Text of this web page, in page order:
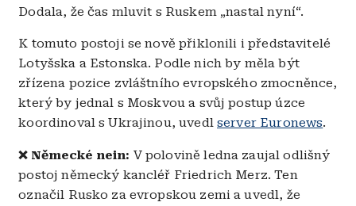
Dodala, že čas mluvit s Ruskem „nastal nyní“.
K tomuto postoji se nově přiklonili i představitelé
Lotyšska a Estonska. Podle nich by měla být
zřízena pozice zvláštního evropského zmocněnce,
který by jednal s Moskvou a svůj postup úzce
koordinoval s Ukrajinou, uvedlserver Euronews.
❌ Německé nein: V polovině ledna zaujal odlišný
postoj německý kancléř Friedrich Merz. Ten
označil Rusko za evropskou zemi a uvedl, že